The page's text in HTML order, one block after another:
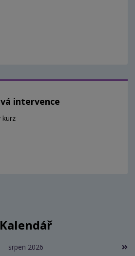
intervence
kurz
Kalendář
srpen 2026